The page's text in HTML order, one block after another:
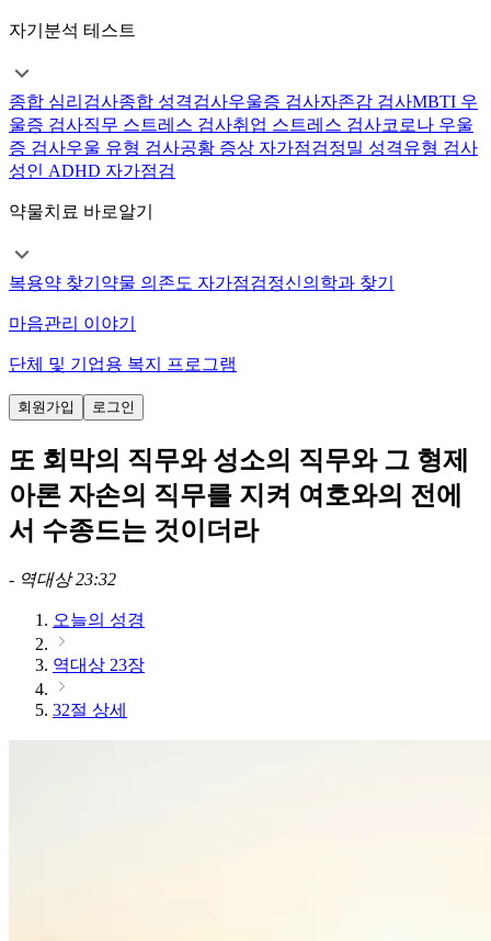
자기분석 테스트
종합 심리검사종합 성격검사우울증 검사자존감 검사MBTI 우
울증 검사직무 스트레스 검사취업 스트레스 검사코로나 우울
증 검사우울 유형 검사공황 증상 자가점검정밀 성격유형 검사
성인 ADHD 자가점검
약물치료 바로알기
복용약 찾기 약물 의존도 자가점검정신의학과 찾기
마음관리 이야기
단체 및 기업용 복지 프로그램
회원가입 로그인
또 회막의 직무와 성소의 직무와 그 형제
아론 자손의 직무를 지켜 여호와의 전에
서 수종드는 것이더라
- 역대상 23:32
오늘의 성경
역대상 23장
32절 상세